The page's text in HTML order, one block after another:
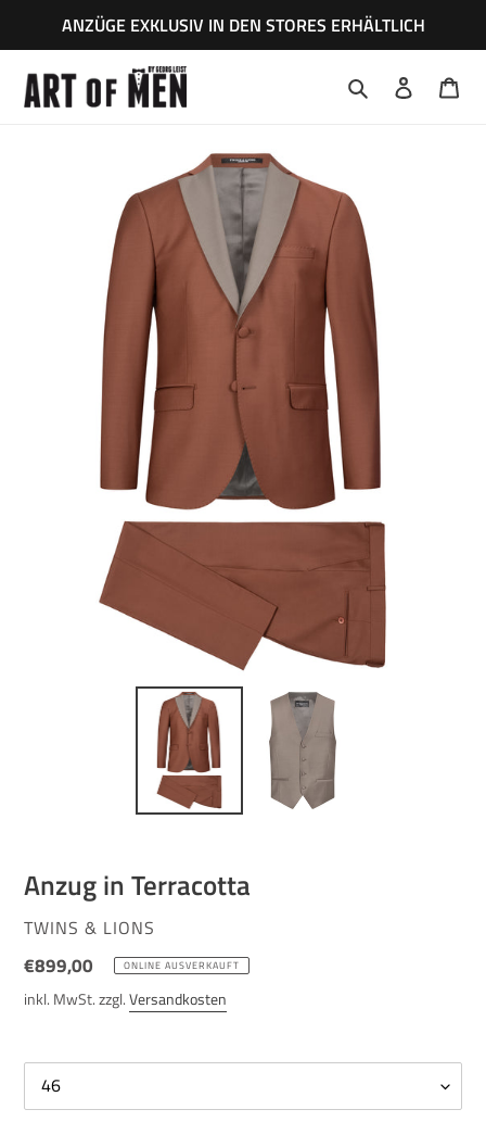
Inhalt
ANZÜGE EXKLUSIV IN DEN STORES ERHÄLTLICH
Suchen Einloggen
Anzug in Terracotta
VERKÄUFER
TWINS & LIONS
Normaler
Preis
€899,00 ONLINE AUSVERKAUFT
inkl. MwSt. zzgl.Versandkosten
Size